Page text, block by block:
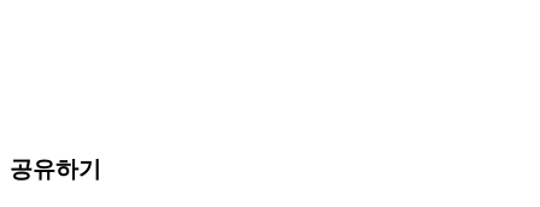
공유하기